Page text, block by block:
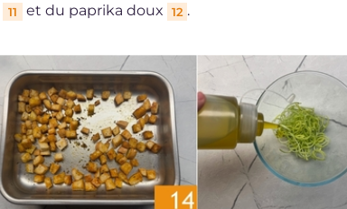
11 et du paprika doux 12 .